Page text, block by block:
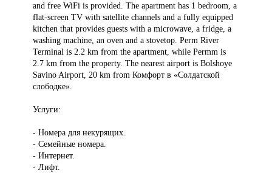
and free WiFi is provided. The apartment has 1 bedroom, a
flat-screen TV with satellite channels and a fully equipped
kitchen that provides guests with a microwave, a fridge, a
washing machine, an oven and a stovetop. Perm River
Terminal is 2.2 km from the apartment, while Permm is
2.7 km from the property. The nearest airport is Bolshoye
Savino Airport, 20 km from Комфорт в «Солдатской
слободке».
Услуги:
- Номера для некурящих.
- Семейные номера.
- Интернет.
- Лифт.